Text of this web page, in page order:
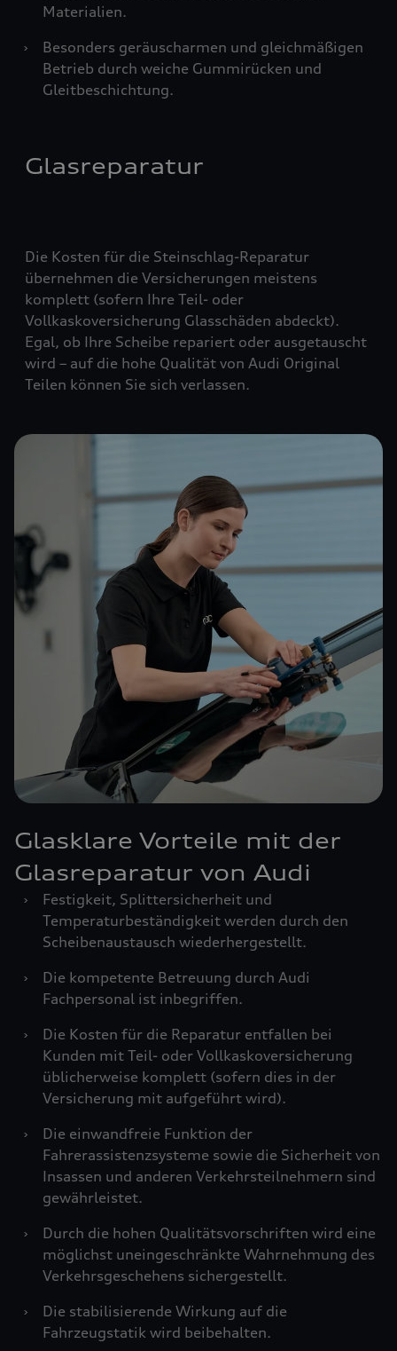
Materialien.
›
Besonders geräuscharmen und gleichmäßigen
Betrieb durch weiche Gummirücken und
Gleitbeschichtung.
Glasreparatur
Die Kosten für die Steinschlag-Reparatur
übernehmen die Versicherungen meistens
komplett (sofern Ihre Teil- oder
Vollkaskoversicherung Glasschäden abdeckt).
Egal, ob Ihre Scheibe repariert oder ausgetauscht
wird – auf die hohe Qualität von Audi Original
Teilen können Sie sich verlassen.
Glasklare Vorteile mit der
Glasreparatur von Audi
›
Festigkeit, Splittersicherheit und
Temperaturbeständigkeit werden durch den
Scheibenaustausch wiederhergestellt.
›
Die kompetente Betreuung durch Audi
Fachpersonal ist inbegriffen.
›
Die Kosten für die Reparatur entfallen bei
Kunden mit Teil- oder Vollkaskoversicherung
üblicherweise komplett (sofern dies in der
Versicherung mit aufgeführt wird).
›
Die einwandfreie Funktion der
Fahrerassistenzsysteme sowie die Sicherheit von
Insassen und anderen Verkehrsteilnehmern sind
gewährleistet.
›
Durch die hohen Qualitätsvorschriften wird eine
möglichst uneingeschränkte Wahrnehmung des
Verkehrsgeschehens sichergestellt.
›
Die stabilisierende Wirkung auf die
Fahrzeugstatik wird beibehalten.